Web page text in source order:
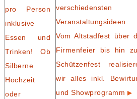
pro Person
inklusive
Essen und
Trinken! Ob
Silberne
Hochzeit
oder
verschiedensten
Veranstaltungsideen.
Vom Altstadfest über
Firmenfeier bis hin
Schützenfest
wir alles inkl.
und Showprogramm